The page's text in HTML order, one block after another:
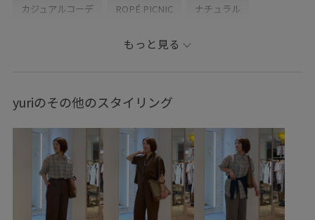
カジュアルコーデ ROPÉ PICNIC ナチュラル
ジャケット/アウター
ショルダーバッグ
GDS16190 GDV16220 GIA16240 GIX16200
GIZ16130 26mother'sday 26RPUVCARE 26SS10
26SS10r 26SS15 26SS20 26SS20dp
もっと見る
yuriのその他のスタイリング